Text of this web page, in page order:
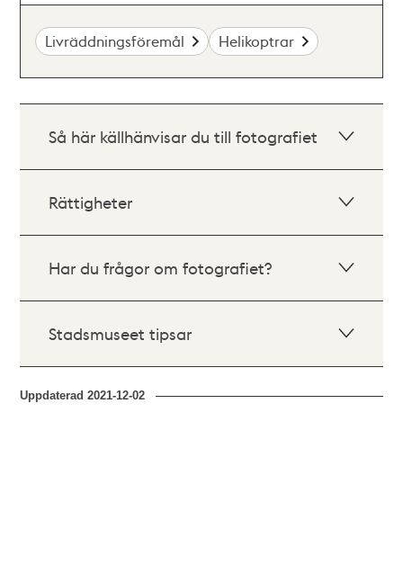
Livräddningsföremål Helikoptrar
Så här källhänvisar du till fotografiet
Rättigheter
Har du frågor om fotografiet?
Stadsmuseet tipsar
Uppdaterad2021-12-02